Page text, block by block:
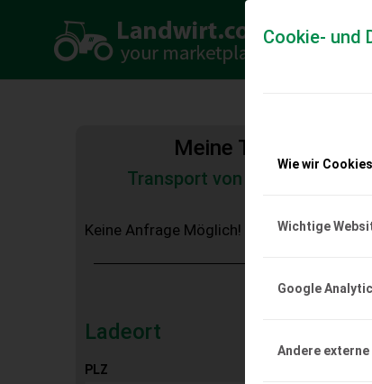
Cookie- und
Wie wir
Wichtige
Google
Andere
Meine
Transport von Land- und
Keine Anfrage Möglich!
Ladeort
PLZ